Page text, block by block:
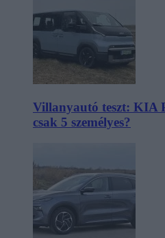
Villanyautó teszt: KIA
csak 5 személyes?